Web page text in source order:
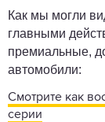
Как мы могли
главными
премиальные,
автомобили:
Смотрите как
серии